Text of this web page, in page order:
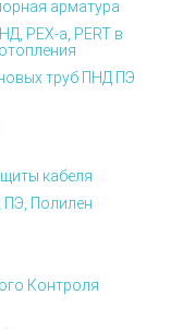
арматура
PEX-а, PERT в
труб ПНД ПЭ
кабеля
ПЭ, Полилен
Контроля